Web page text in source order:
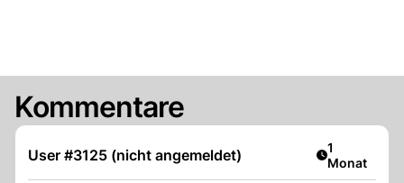
Kommentare
User #3125 (nicht angemeldet) Artikel
1
Monat